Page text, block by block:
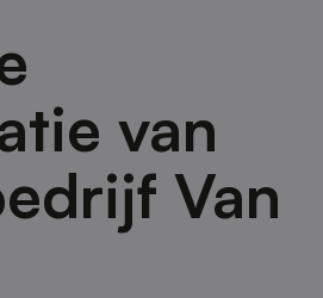
van
Van